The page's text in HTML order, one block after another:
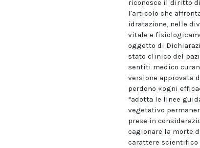
riconosce il diritto
l'articolo che
idratazione, nelle
vitale e
oggetto di
stato clinico del
sentiti medico
versione approvata
perdono «ogni
“adotta le linee
vegetativo
prese in
cagionare la morte
carattere scientifico